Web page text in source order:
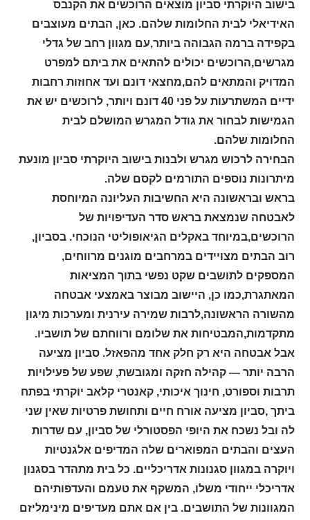
בישוב היוקרתי סביון מוצאים הרוכשים את הקנבס
האידיאלי לבית החלומות שלהם. כאן, הבתים מעוצבים
בקפידה ברמה הגבוהה ביותר,עם מגוון רחב של גדלי
מגרשים,הרוכשים יכולים להתאים את ביתם למפרט
המדויק והמתאים להם,מחצאי דונם ועד אחוזות רחבות
ידיים המשתרעות על פני 40 דונם ויותר, לרוכשים יש את
הגמישות לבחור את גודל המגרש המושלם לבית
החלומות שלהם.
הבחירה לרכוש מגרש ולבנות בישוב היוקרתי סביון מונעת
מיתרונות נוספים התורמים לקסם שלה.
בראש ובראשונה היא החשיבות העליונה המיוחסת
לאבטחה שנמצאת בראש סדר העדיפויות של
הרוכשים,במיוחד באקלים הגיאופוליטי הנוכחי. בסביון,
רוב הבתים מצויידים במרחבים מוגנים מרווחים,
המספקים לתושבים שקט נפשי בתוך המציאות
המאתגרת,כמו כן, היישוב מבוצר באמצעי אבטחה
מהשורה הראשונה,לרבות שמירה עירנית ומערכות מיגון
מתקדמות,המבטיחות את שלומם ורווחתם של תושביו.
אבל אבטחה היא רק חלק אחד מהפאזל. סביון מציעה
הרבה יותר — קהילה חזקה ומגובשת, שפע של פעילויות
תרבות וספורט, חינוך איכותי, קאנטרי קלאב יוקרתי בפתח
ביתך ,סביון מציעה אורח חיים ותחושת פרטיות שאין שני
לה ובל נשכח את היופי הפסטורלי של סביון, עם שדרות
העצים והבתים המפוארים שלה המדיפים אלגנטיות
ויוקרה במגוון סגנונות אדריכליים. כל בית מתהדר בסגנון
אדריכלי ייחודי משלו, המשקף את טעמם והעדפותיהם
המגוונות של התושבים. בין אם אתם מעדיפים מינימליזם